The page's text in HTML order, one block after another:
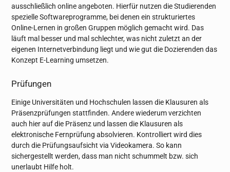
ausschließlich online angeboten. Hierfür nutzen die Studierenden
spezielle Softwareprogramme, bei denen ein strukturiertes
Online-Lernen in großen Gruppen möglich gemacht wird. Das
läuft mal besser und mal schlechter, was nicht zuletzt an der
eigenen Internetverbindung liegt und wie gut die Dozierenden das
Konzept E-Learning umsetzen.
Prüfungen
Einige Universitäten und Hochschulen lassen die Klausuren als
Präsenzprüfungen stattfinden. Andere wiederum verzichten
auch hier auf die Präsenz und lassen die Klausuren als
elektronische Fernprüfung absolvieren. Kontrolliert wird dies
durch die Prüfungsaufsicht via Videokamera. So kann
sichergestellt werden, dass man nicht schummelt bzw. sich
unerlaubt Hilfe holt.